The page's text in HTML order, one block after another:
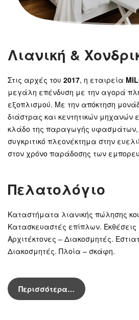
Λιανική &
Στις αρχές του 2017, η εταιρεία
μεγάλη επένδυση με την αγορά
εξοπλισμού. Με την απόκτηση
διάστρας και κεντητικών μηχανών
κλάδο της παραγωγής υφασμάτων,
συγκριτικό πλεονέκτημα στην
στον χρόνο παράδοσης των
Πελατολόγιο
Καταστήματα λιανικής πώλησης
Κατασκευαστές επίπλων.
Αρχιτέκτονες – Διακοσμητές.
Διακοσμητές. Πλοία – σκάφη.
Περισσότερα…